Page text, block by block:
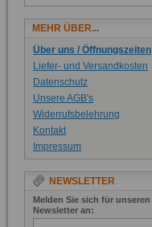
MEHR ÜBER...
Über uns / Öffnungszeiten
Liefer- und Versandkosten
Datenschutz
Unsere AGB's
Widerrufsbelehrung
Kontakt
Impressum
NEWSLETTER
Melden Sie sich für unseren
Newsletter an: